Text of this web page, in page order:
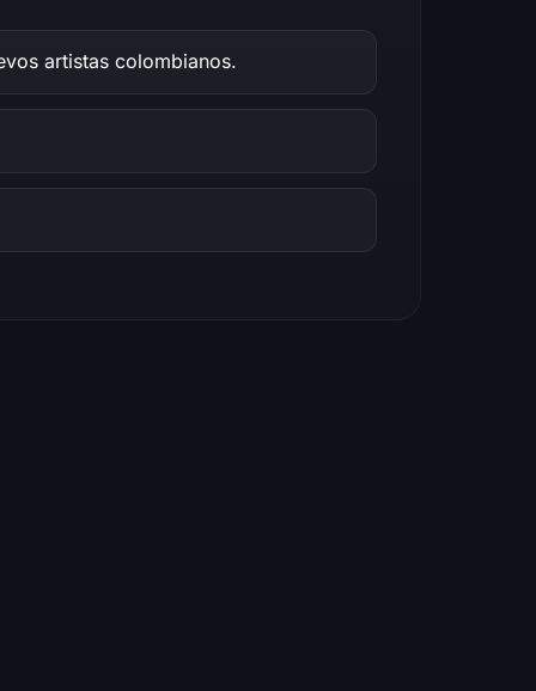
artistas colombianos.